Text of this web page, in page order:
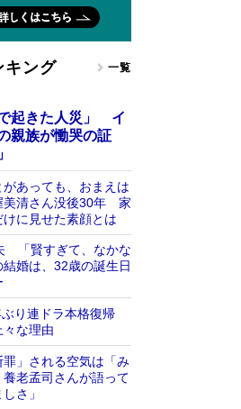
キング 一覧
起きた人災」 イ
親族が慟哭の証
があっても、おまえは
清さん没後30年 家
に見せた素顔とは
「賢すぎて、なかな
婚は、32歳の誕生日
ぶり連ドラ本格復帰
な理由
」される空気は「み
老孟司さんが語って
さ」